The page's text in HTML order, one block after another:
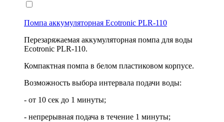
Помпа аккумуляторная Ecotronic PLR-110
Перезаряжаемая аккумуляторная помпа для воды
Ecotronic PLR-110.
Компактная помпа в белом пластиковом корпусе.
Возможность выбора интервала подачи воды:
- от 10 сек до 1 минуты;
- непрерывная подача в течение 1 минуты;